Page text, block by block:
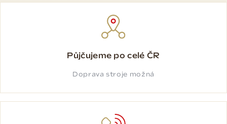
Půjčujeme po celé ČR
Doprava stroje možná